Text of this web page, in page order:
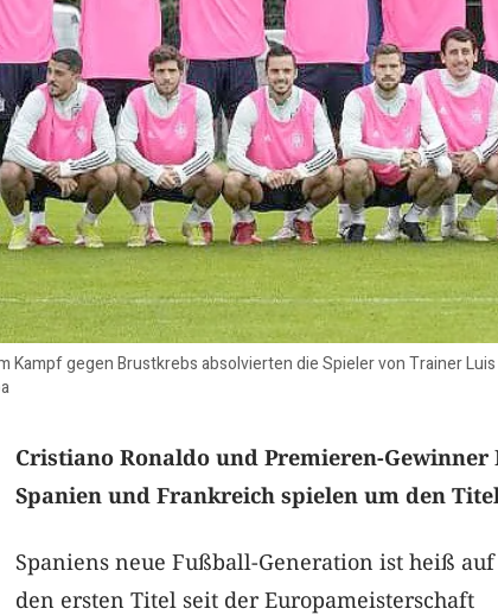
Kampf gegen Brustkrebs absolvierten die Spieler von Trainer
Cristiano Ronaldo und Premieren-Gewinner
Spanien und Frankreich spielen um den
Spaniens neue Fußball-Generation ist heiß auf
den ersten Titel seit der Europameisterschaft